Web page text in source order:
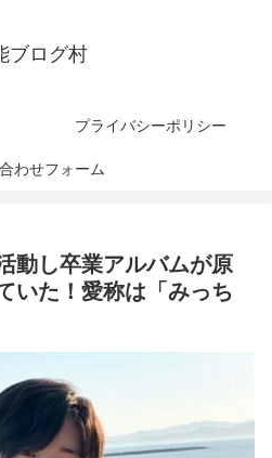
ブログ村
プライバシーポリシー
わせフォーム
動し卒業アルバムが原
いた！愛称は「みっち